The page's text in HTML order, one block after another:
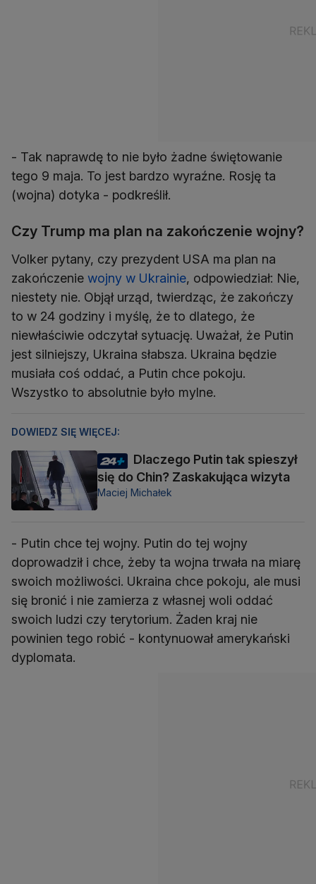
- Tak naprawdę to nie było żadne świętowanie
tego 9 maja. To jest bardzo wyraźne. Rosję ta
(wojna) dotyka - podkreślił.
Czy Trump ma plan na zakończenie wojny?
Volker pytany, czy prezydent USA ma plan na
zakończenie wojny w Ukrainie, odpowiedział: Nie,
niestety nie. Objął urząd, twierdząc, że zakończy
to w 24 godziny i myślę, że to dlatego, że
niewłaściwie odczytał sytuację. Uważał, że Putin
jest silniejszy, Ukraina słabsza. Ukraina będzie
musiała coś oddać, a Putin chce pokoju.
Wszystko to absolutnie było mylne.
DOWIEDZ SIĘ WIĘCEJ:
Dlaczego Putin tak spieszył
się do Chin? Zaskakująca wizyta
Maciej Michałek
- Putin chce tej wojny. Putin do tej wojny
doprowadził i chce, żeby ta wojna trwała na miarę
swoich możliwości. Ukraina chce pokoju, ale musi
się bronić i nie zamierza z własnej woli oddać
swoich ludzi czy terytorium. Żaden kraj nie
powinien tego robić - kontynuował amerykański
dyplomata.